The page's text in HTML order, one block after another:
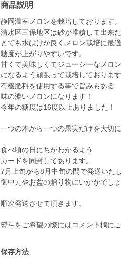
商品説明
静岡温室メロンを栽培しております。
清水区三保地区は砂が堆積して出来
とても水はけが良くメロン栽培に最
糖度が上がりやすいです。
甘くて美味しくてジューシーなメロン
になるよう頑張って栽培しております
有機肥料を使用する事で旨みもある
味の濃いメロンになります！
今年の糖度は16度以上ありました！
一つの木から一つの果実だけを大切に
食べ頃の日にちがわかるよう
カードを同封してあります。
7月上旬から8月中旬の間で発送いたし
御中元やお盆の贈り物にいかがでしょ
順次発送させて頂きます。
熨斗をご希望の際にはコメント欄に
保存方法